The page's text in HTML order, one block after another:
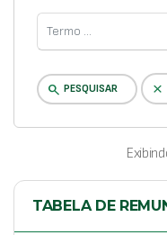
TABELA DE
search PESQUISAR clear